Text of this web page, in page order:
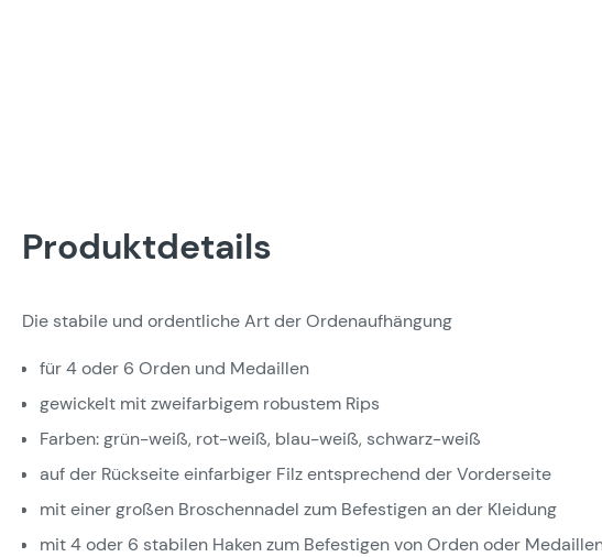
Produktdetails
Die stabile und ordentliche Art der Ordenaufhängung
für 4 oder 6 Orden und Medaillen
gewickelt mit zweifarbigem robustem Rips
Farben: grün-weiß, rot-weiß, blau-weiß, schwarz-weiß
auf der Rückseite einfarbiger Filz entsprechend der Vorderseite
mit einer großen Broschennadel zum Befestigen an der Kleidung
mit 4 oder 6 stabilen Haken zum Befestigen von Orden oder